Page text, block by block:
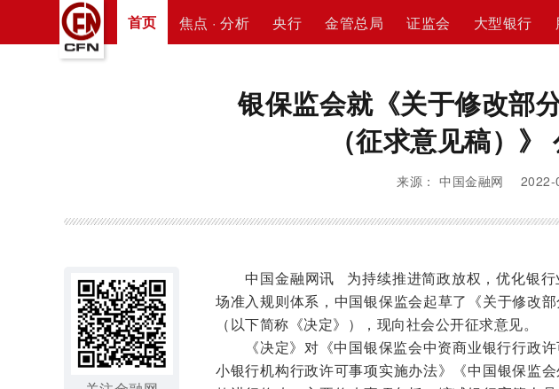
首页 焦点 · 分析 央行 金管总局 证监会 大型银行
银保监会就《关于修改部
（征求意见稿）
来源： 中国金融网 2022-
中国金融网讯 为持续推进简政放权，优化银
场准入规则体系，中国银保监会起草了《关于修改
（以下简称《决定》），现向社会公开征求意见。
《决定》对《中国银保监会中资商业银行行政
小银行机构行政许可事项实施办法》《中国银保监